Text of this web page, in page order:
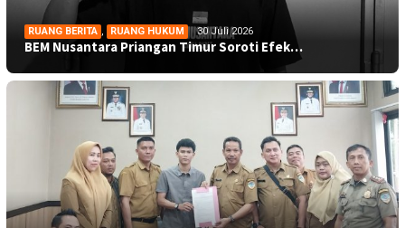
RUANG BERITA , RUANG HUKUM 30 Juli 2026
BEM Nusantara Priangan Timur Soroti Efek…